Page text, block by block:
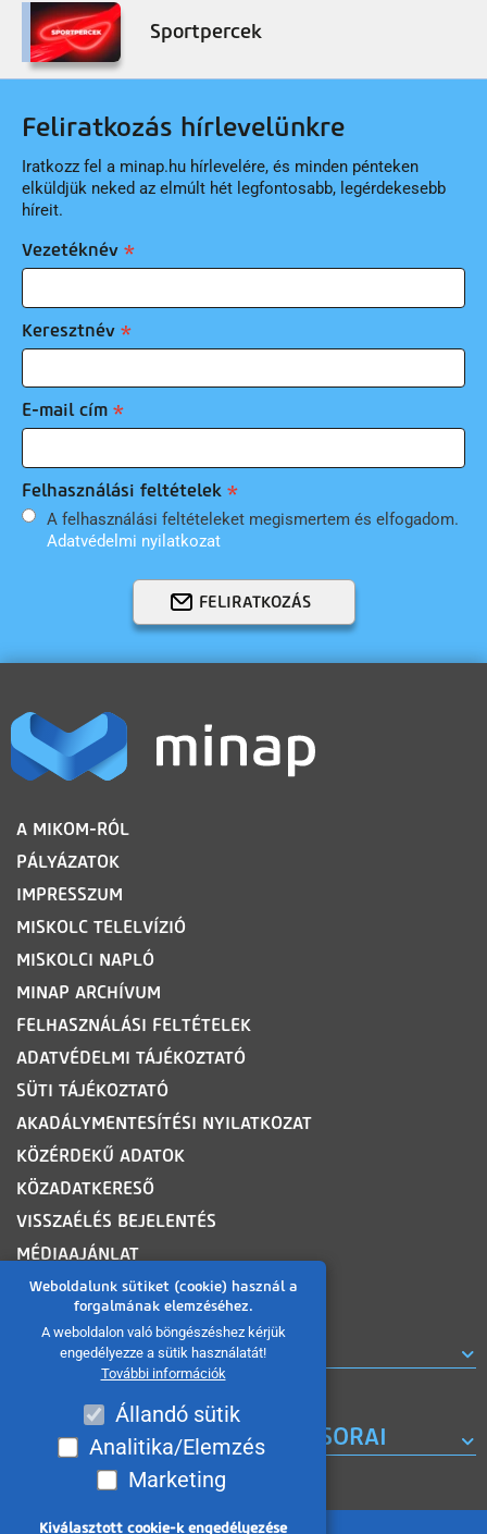
Weboldalunk sütiket (cookie) használ a
forgalmának elemzéséhez.
A weboldalon való böngészéshez kérjük
engedélyezze a sütik használatát!
További információk
Állandó sütik
Analitika/Elemzés
Marketing
Kiválasztott cookie-k engedélyezése
Sportpercek
Feliratkozás hírlevelünkre
Iratkozz fel a minap.hu hírlevelére, és minden pénteken
elküldjük neked az elmúlt hét legfontosabb, legérdekesebb
híreit.
Vezetéknév
Keresztnév
E-mail cím
Felhasználási feltételek
A felhasználási feltételeket megismertem és elfogadom.
Adatvédelmi nyilatkozat
FELIRATKOZÁS
LÁBLÉC
A MIKOM-RÓL
PÁLYÁZATOK
IMPRESSZUM
MISKOLC TELELVÍZIÓ
MISKOLCI NAPLÓ
MINAP ARCHÍVUM
FELHASZNÁLÁSI FELTÉTELEK
ADATVÉDELMI TÁJÉKOZTATÓ
SÜTI TÁJÉKOZTATÓ
AKADÁLYMENTESÍTÉSI NYILATKOZAT
KÖZÉRDEKŰ ADATOK
KÖZADATKERESŐ
VISSZAÉLÉS BEJELENTÉS
MÉDIAAJÁNLAT
OLDALTÉRKÉP
ROVATOK
A MISKOLC TV KORÁBBI MŰSORAI